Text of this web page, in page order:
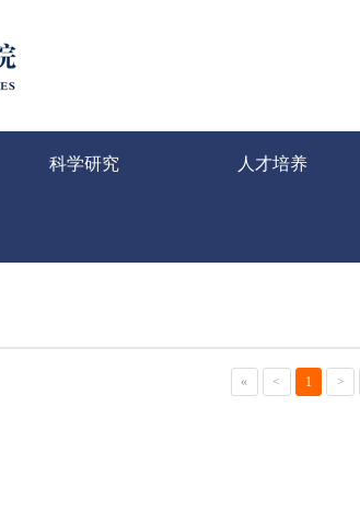
科学研究 人才培养
« < 1 >